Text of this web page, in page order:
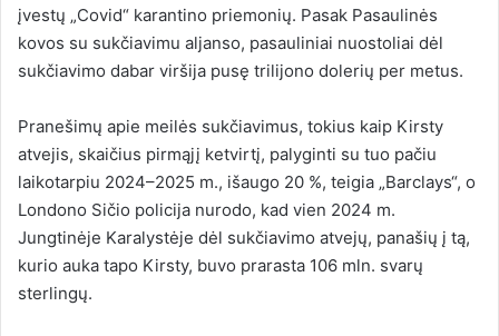
įvestų „Covid“ karantino priemonių. Pasak Pasaulinės
kovos su sukčiavimu aljanso, pasauliniai nuostoliai dėl
sukčiavimo dabar viršija pusę trilijono dolerių per metus.
Pranešimų apie meilės sukčiavimus, tokius kaip Kirsty
atvejis, skaičius pirmąjį ketvirtį, palyginti su tuo pačiu
laikotarpiu 2024–2025 m., išaugo 20 %, teigia „Barclays“, o
Londono Sičio policija nurodo, kad vien 2024 m.
Jungtinėje Karalystėje dėl sukčiavimo atvejų, panašių į tą,
kurio auka tapo Kirsty, buvo prarasta 106 mln. svarų
sterlingų.